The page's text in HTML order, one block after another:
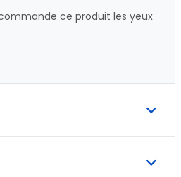
ce produit les yeux